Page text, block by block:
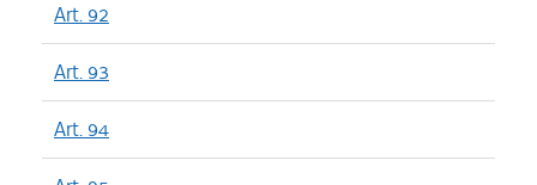
Art. 92
Art. 93
Art. 94